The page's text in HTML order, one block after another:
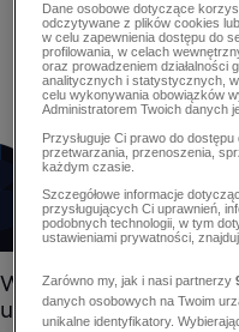
Dane osobowe dotyczące
odczytywane z plików cookies
w celu zapewnienia dostępu do
profilowania, w celach
oraz prowadzeniem działalności
analitycznych i statystycznych,
celu wykonywania obowiązków
Administratorem Twoich danych
Przysługuje Ci prawo do
przetwarzania, przenoszenia,
każdym czasie.
Szczegółowe informacje
przysługujących Ci uprawnień,
podobnych technologii, w tym
ustawieniami prywatności,
Zarówno my, jak i nasi partnerzy
danych osobowych na Twoim
unikalne identyfikatory.